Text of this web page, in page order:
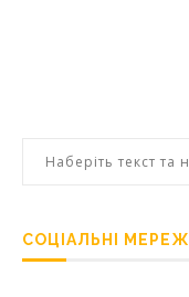
СОЦІАЛЬНІ МЕРЕЖІ